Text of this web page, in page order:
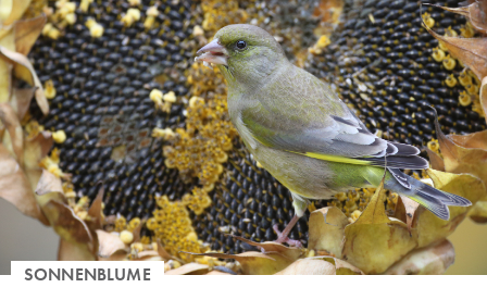
SONNENBLUME